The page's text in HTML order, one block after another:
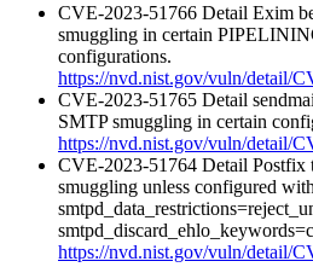
CVE-2023-51766 Detail Exim
smuggling in certain
configurations.
https://nvd.nist.gov/vuln/detail/
CVE-2023-51765 Detail
SMTP smuggling in certain
https://nvd.nist.gov/vuln/detail/
CVE-2023-51764 Detail Postfix
smuggling unless configured with
https://nvd.nist.gov/vuln/detail/